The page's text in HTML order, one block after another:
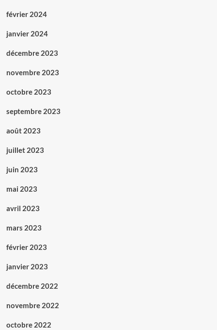
février 2024
janvier 2024
décembre 2023
novembre 2023
octobre 2023
septembre 2023
août 2023
juillet 2023
juin 2023
mai 2023
avril 2023
mars 2023
février 2023
janvier 2023
décembre 2022
novembre 2022
octobre 2022